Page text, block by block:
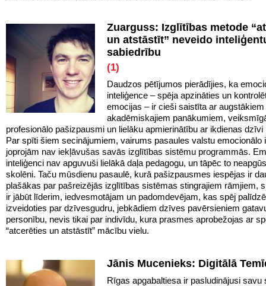
Zuarguss: Izglītības metode
un atstāstīt” neveido
sabiedrību
(1)
Daudzos pētījumos pierādījies, ka
inteliģence – spēja apzināties un
emocijas – ir cieši saistīta ar augstākiem
akadēmiskajiem panākumiem,
profesionālo pašizpausmi un lielāku apmierinātību ar ikdienas dzīvi
Par spīti šiem secinājumiem, vairums pasaules valstu emocionālo
joprojām nav iekļāvušas savās izglītības sistēmu programmās.
inteliģenci nav apguvuši lielākā daļa pedagogu, un tāpēc to
skolēni. Taču mūsdienu pasaulē, kurā pašizpausmes iespējas ir
plašākas par pašreizējās izglītības sistēmas stingrajiem rāmjiem,
ir jābūt līderim, iedvesmotājam un padomdevējam, kas spēj
izveidoties par dzīvesgudru, jebkādiem dzīves pavērsieniem
personību, nevis tikai par indivīdu, kura prasmes aprobežojas ar
“atcerēties un atstāstīt” mācību vielu.
Jānis Mucenieks: Digitālā
Rīgas apgabaltiesa ir pasludinājusi savu